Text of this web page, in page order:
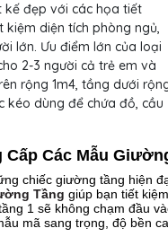
kế đẹp với các họa tiết
diện tích phòng ngủ,
lớn. Ưu điểm lớn của loại
2-3 người cả trẻ em và
rộng 1m4, tầng dưới
kéo dùng để chứa đồ, cầu
Cấp Các Mẫu
chiếc giường tầng hiện
Tầng giúp bạn tiết
1 sẽ không chạm đầu
mã sang trọng, độ bền